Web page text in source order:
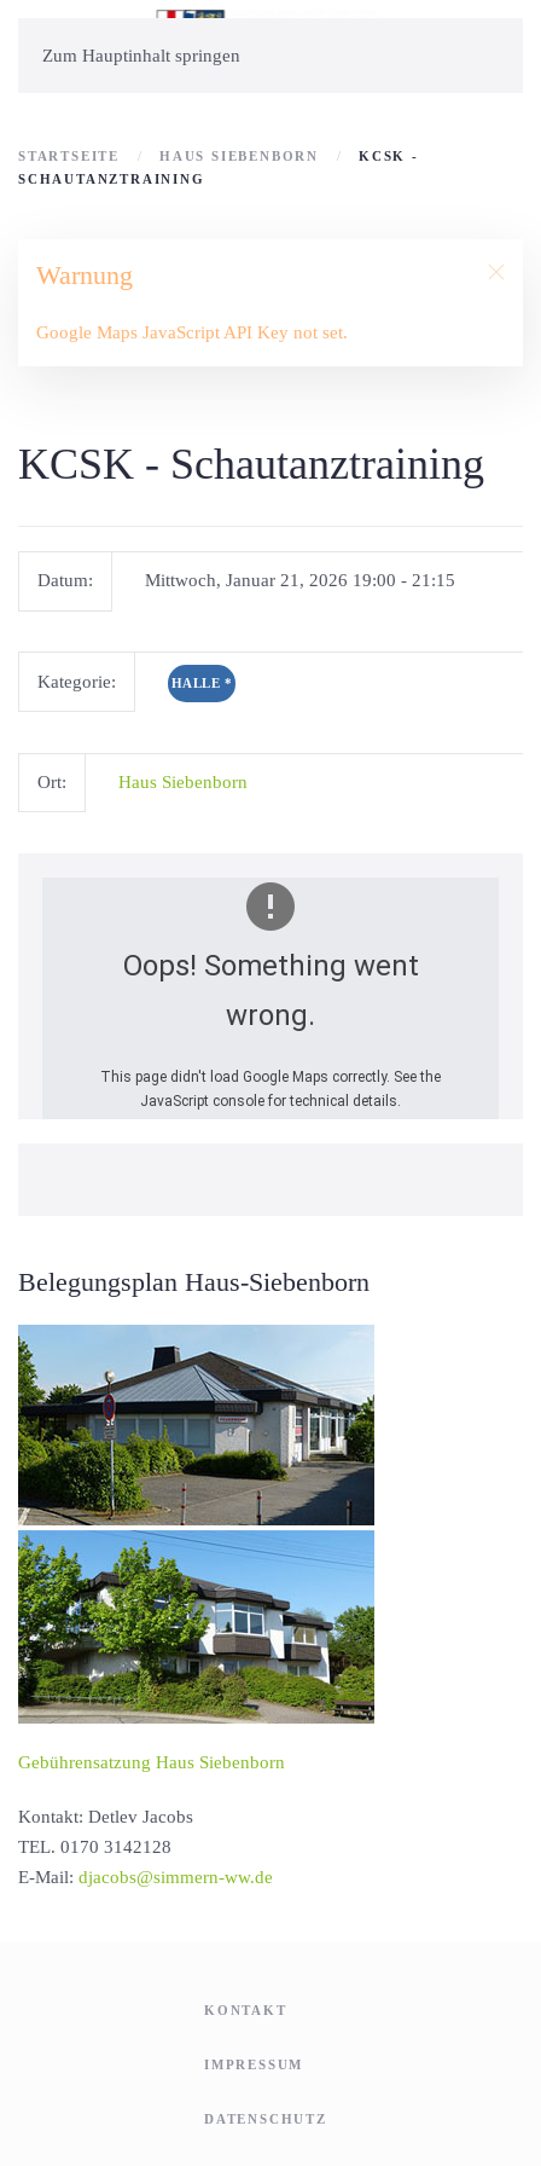
Zum Hauptinhalt springen
STARTSEITE HAUS SIEBENBORN
KCSK -
SCHAUTANZTRAINING
Warnung
Google Maps JavaScript API Key not set.
KCSK - Schautanztraining
Datum: Mittwoch, Januar 21, 2026 19:00 - 21:15
Kategorie: HALLE *
Ort: Haus Siebenborn
Oops! Something went
wrong.
This page didn't load Google Maps correctly. See the
JavaScript console for technical details.
Belegungsplan Haus-Siebenborn
Gebührensatzung Haus Siebenborn
Kontakt: Detlev Jacobs
TEL. 0170 3142128
E-Mail: djacobs@simmern-ww.de
KONTAKT
IMPRESSUM
DATENSCHUTZ